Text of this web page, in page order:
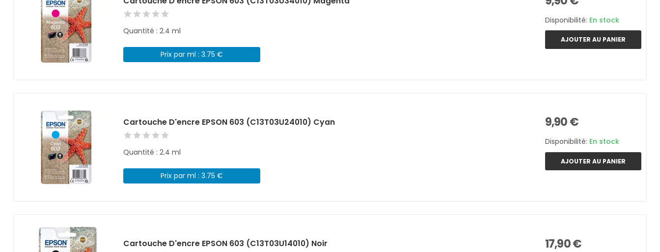
Quantité : 2.4 ml
Prix par ml : 3.75 €
Disponibilité: En stock
AJOUTER AU PANIER
Cartouche D'encre EPSON 603 (C13T03U24010) Cyan
Quantité : 2.4 ml
Prix par ml : 3.75 €
9,90 €
Disponibilité: En stock
AJOUTER AU PANIER
Cartouche D'encre EPSON 603 (C13T03U14010) Noir 17,90 €